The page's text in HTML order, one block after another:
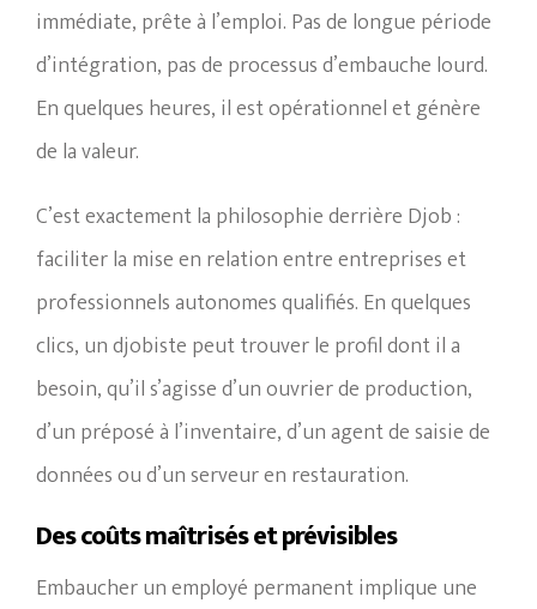
immédiate, prête à l’emploi. Pas de longue période
d’intégration, pas de processus d’embauche lourd.
En quelques heures, il est opérationnel et génère
de la valeur.
C’est exactement la philosophie derrière Djob :
faciliter la mise en relation entre entreprises et
professionnels autonomes qualifiés. En quelques
clics, un djobiste peut trouver le profil dont il a
besoin, qu’il s’agisse d’un ouvrier de production,
d’un préposé à l’inventaire, d’un agent de saisie de
données ou d’un serveur en restauration.
Des coûts maîtrisés et prévisibles
Embaucher un employé permanent implique une